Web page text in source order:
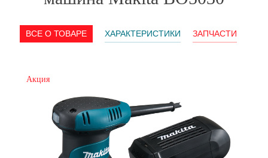
ВСЕ О ТОВАРЕ ХАРАКТЕРИСТИКИ ЗАПЧАСТИ
Акция